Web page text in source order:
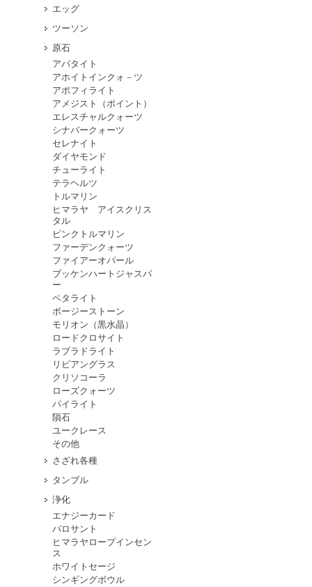
エッグ
ツーソン
原石
アパタイト
アホイトインクォ－ツ
アポフィライト
アメジスト（ポイント）
エレスチャルクォーツ
シナバークォーツ
セレナイト
ダイヤモンド
チューライト
テラヘルツ
トルマリン
ヒマラヤ アイスクリス
タル
ピンクトルマリン
ファーデンクォーツ
ファイアーオパール
ブッケンハートジャスパ
ー
ペタライト
ボージーストーン
モリオン（黒水晶）
ロードクロサイト
ラブラドライト
リビアングラス
クリソコーラ
ローズクォーツ
パイライト
隕石
ユークレース
その他
さざれ各種
タンブル
浄化
エナジーカード
パロサント
ヒマラヤロープインセン
ス
ホワイトセージ
シンギングボウル